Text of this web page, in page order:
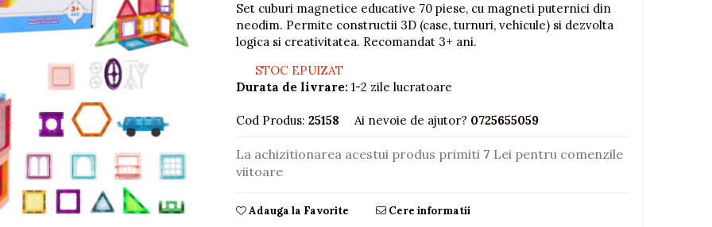
Set cuburi magnetice educative 70 piese, cu magneti puternici din
neodim. Permite constructii 3D (case, turnuri, vehicule) si dezvolta
logica si creativitatea. Recomandat 3+ ani.
STOC EPUIZAT
Durata de livrare: 1-2 zile lucratoare
Cod Produs: 25158 Ai nevoie de ajutor? 0725655059
La achizitionarea acestui produs primiti 7 Lei pentru comenzile
viitoare
Adauga la Favorite Cere informatii